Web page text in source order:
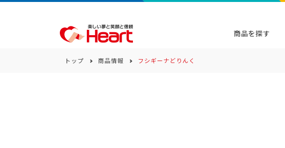
商品を探す
商品一覧 キーワード検索
カテゴリー
トップ 商品情報 フシギーナどりんく